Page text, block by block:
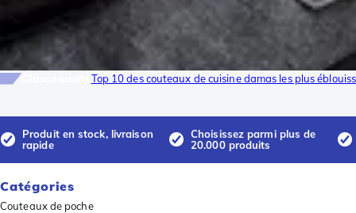
Top 10 des couteaux de cuisine damas les plus
Produit en stock, livraison
rapide
Choisissez parmi plus de
20.000 produits
Catégories
Couteaux de poche